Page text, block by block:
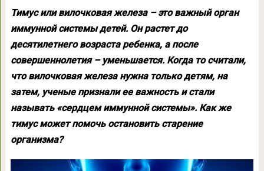
Тимус или вилочковая железа – это важный орган
иммунной системы детей. Он растет до
десятилетнего возраста ребенка, а после
совершеннолетия – уменьшается. Когда то считали,
что вилочковая железа нужна только детям, на
затем, ученые признали ее важность и стали
называть «сердцем иммунной системы». Как же
тимус может помочь остановить старение
организма?